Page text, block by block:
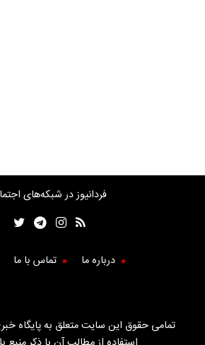
فردانیوز در شبکه‌های
درباره ما تماس با ما
تمامی حقوق این سایت متعلق به پایگاه